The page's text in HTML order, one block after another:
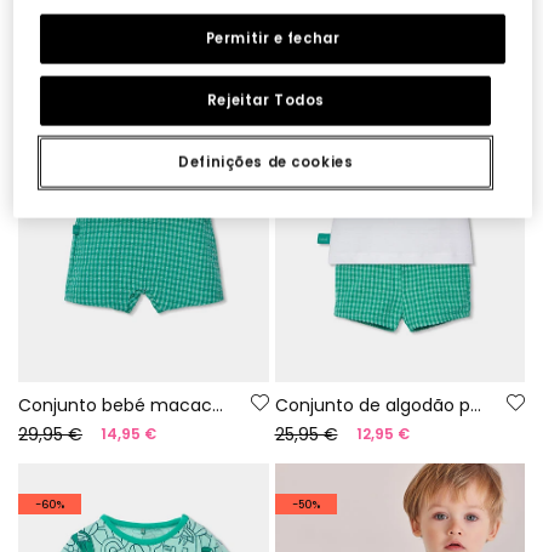
Conjunto bebé macacão e camisa de algodão aos quadrados
29,95 €
14,95 €
Conjunto de algodão para bebé em branco e verde
25,95 €
12,95 €
-60% -50%
Definições de cookies
Rejeitar Todos
Permitir e fechar